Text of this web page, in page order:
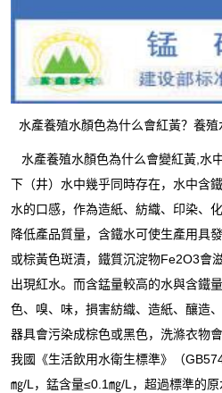
水產養殖水顏色為什么會紅黃？養殖
水產養殖水顏色為什么會變紅黃,水
下（井）水中幾乎同時存在，水中含
水的口感，作為造紙、紡織、印染、
降低產品質量，含鐵水可使生產用具
或棕黃色斑漬，鐵質沉淀物Fe2O3會
出現紅水。而含錳量較高的水與含鐵
色、嗅、味，損害紡織、造紙、釀造
器具會污染成棕色或黑色，洗滌衣物
我國《生活飲用水衛生標準》（
㎎/L，錳含量≤0.1㎎/L，超過標準的